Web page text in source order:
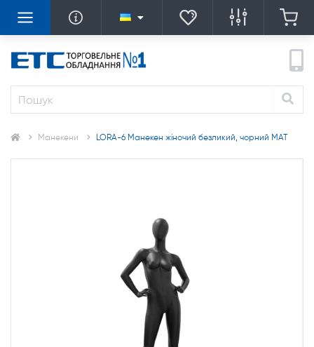
Манекени LORA-6 Манекен жіночий безликий, чорний МАТ